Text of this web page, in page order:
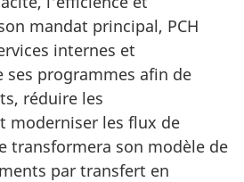
mandat principal, PCH
internes et
programmes afin de
réduire les
moderniser les flux de
transformera son modèle de
par transfert en